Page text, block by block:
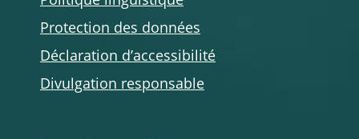
Protection des données
Déclaration d’accessibilité
Divulgation responsable